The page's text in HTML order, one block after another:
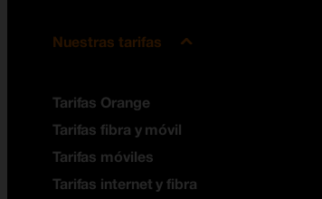
Nuestras tarifas
Tarifas Orange
Tarifas fibra y móvil
Tarifas móviles
Tarifas internet y fibra